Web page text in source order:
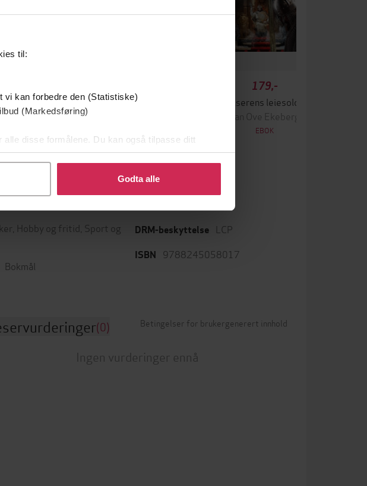
til:
vi kan forbedre den (Statistiske)
(Markedsføring)
disse formålene. Du kan også tilpasse ditt
helst trekke tilbake eller endre ditt samtykke.
Godta alle
i fysikk
Fredens fiende
179,-
Keiserens leiesoldat
Jan Ove Ekeberg
EBOK
Hobby og fritid Sport og
Bokmål
DRM-beskyttelse LCP
ISBN 9788245058017
(0) Betingelser for brukergenerert innhold
Ingen vurderinger ennå